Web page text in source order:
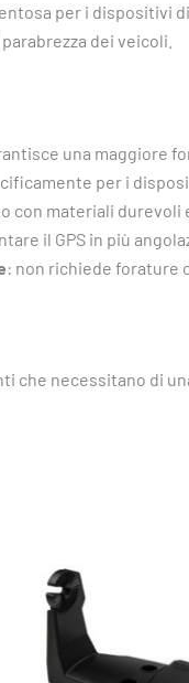
per i dispositivi
dei veicoli.
una maggiore
per i
con materiali durevoli
il GPS in più
: non richiede forature
che necessitano di
Le